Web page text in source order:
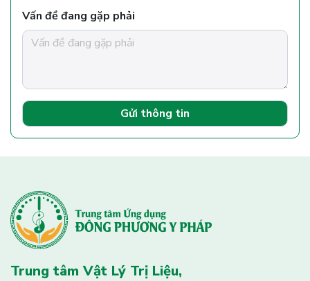
Vấn đề đang gặp phải
Gửi thông tin
Trung tâm Vật Lý Trị Liệu,